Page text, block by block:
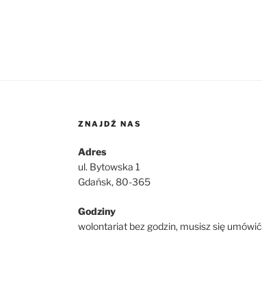
ZNAJDŹ NAS
Adres
ul. Bytowska 1
Gdańsk, 80-365
Godziny
wolontariat bez godzin, musisz się umówić